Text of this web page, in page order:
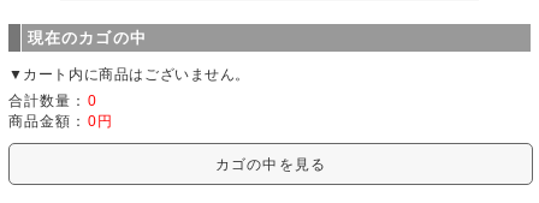
現在のカゴの中
▼カート内に商品はございません。
合計数量： 0
商品金額： 0円
カゴの中を見る